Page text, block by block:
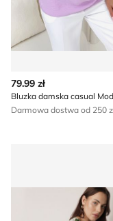
79.99 zł
Darmowa dostwa od 250
Bluzka damska